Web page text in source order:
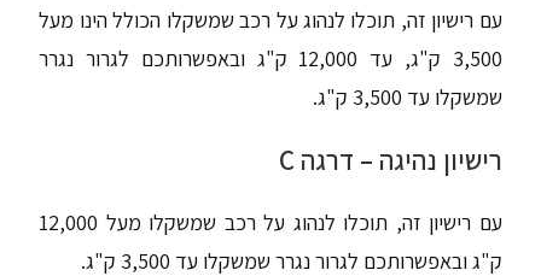
עם רישיון זה, תוכלו לנהוג על רכב שמשקלו הכולל הינו מעל
3,500 ק"ג, עד 12,000 ק"ג ובאפשרותכם לגרור נגרר
שמשקלו עד 3,500 ק"ג.
רישיון נהיגה – דרגה C
עם רישיון זה, תוכלו לנהוג על רכב שמשקלו מעל 12,000
ק"ג ובאפשרותכם לגרור נגרר שמשקלו עד 3,500 ק"ג.